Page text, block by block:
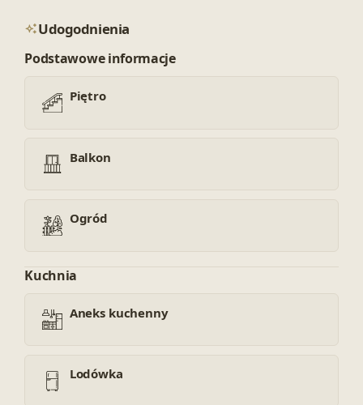
Udogodnienia
Podstawowe informacje
Piętro
Balkon
Ogród
Kuchnia
Aneks kuchenny
Lodówka